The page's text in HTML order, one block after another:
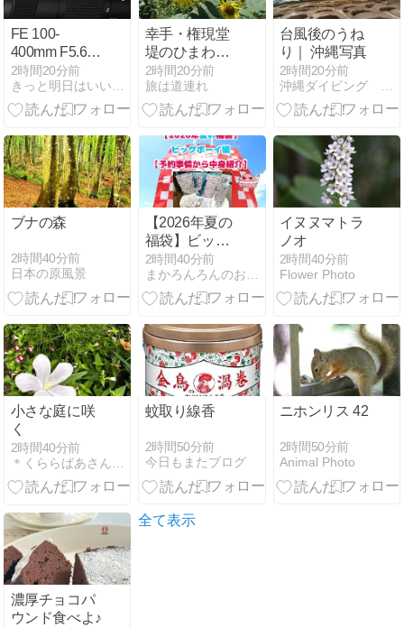
FE 100-
400mm F5.6-8
OSSを見た印
象
2時間20分前
きっと明日はいいことあるふぁ！
幸手・権現堂
堤のひまわり
を訪ねて
2時間20分前
旅は道連れ
台風後のうね
り｜ 沖縄写真
2時間20分前
沖縄ダイビング クール
ブナの森
2時間40分前
日本の原風景
【2026年夏の
福袋】ビッグ
ボーイ編【予
約事情から中
身紹介】
2時間40分前
まかろんろんのお気楽節約生活
イヌヌマトラ
ノオ
2時間40分前
Flower Photo
小さな庭に咲
く
2時間40分前
＊くららばあさんno陽だまりに咲く花＊
蚊取り線香
2時間50分前
今日もまたブログ
ニホンリス 42
2時間50分前
Animal Photo
濃厚チョコパ
ウンド食べよ♪
全て表示